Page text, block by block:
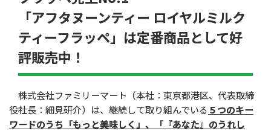
「アフタヌーンティー ロイヤルミルク
ティーフラッペ」は定番商品として好
評販売中！
株式会社ファミリーマート（本社：東京都港区、代表取締
役社長：細見研介）は、継続して取り組んでいる ５つのキー
ワードのうち「もっと美味しく」、「『あなた』のうれし